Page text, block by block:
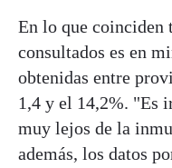
En lo que coinciden
consultados es en
obtenidas entre
1,4 y el 14,2%. "Es
muy lejos de la
además, los datos